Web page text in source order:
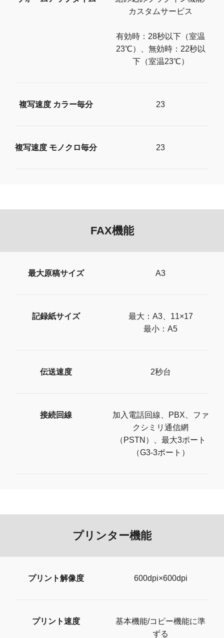
カスタムサービス
有効時：28秒以下（室温
23℃）、無効時：22秒以
下（室温23℃）
複写速度 カラー毎分 23
複写速度 モノクロ毎分 23
FAX機能
最大原稿サイズ A3
記録紙サイズ
最大：A3、11×17
最小：A5
伝送速度 2秒台
接続回線
加入電話回線、PBX、ファ
クシミリ通信網
（PSTN）、最大3ポート
（G3-3ポート）
プリンター機能
プリント解像度 600dpi×600dpi
プリント速度
基本機能/コピー機能に準
ずる